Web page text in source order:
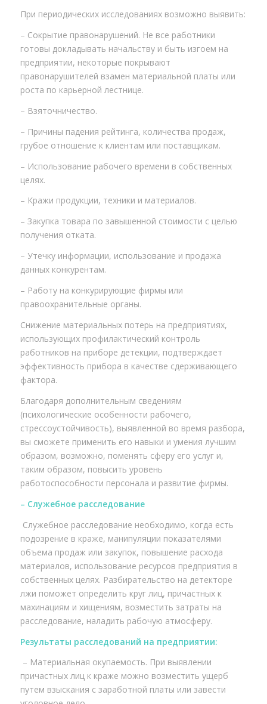
При периодических исследованиях возможно выявить:
– Сокрытие правонарушений. Не все работники
готовы докладывать начальству и быть изгоем на
предприятии, некоторые покрывают
правонарушителей взамен материальной платы или
роста по карьерной лестнице.
– Взяточничество.
– Причины падения рейтинга, количества продаж,
грубое отношение к клиентам или поставщикам.
– Использование рабочего времени в собственных
целях.
– Кражи продукции, техники и материалов.
– Закупка товара по завышенной стоимости с целью
получения отката.
– Утечку информации, использование и продажа
данных конкурентам.
– Работу на конкурирующие фирмы или
правоохранительные органы.
Снижение материальных потерь на предприятиях,
использующих профилактический контроль
работников на приборе детекции, подтверждает
эффективность прибора в качестве сдерживающего
фактора.
Благодаря дополнительным сведениям
(психологические особенности рабочего,
стрессоустойчивость), выявленной во время разбора,
вы сможете применить его навыки и умения лучшим
образом, возможно, поменять сферу его услуг и,
таким образом, повысить уровень
работоспособности персонала и развитие фирмы.
– Служебное расследование
Служебное расследование необходимо, когда есть
подозрение в краже, манипуляции показателями
объема продаж или закупок, повышение расхода
материалов, использование ресурсов предприятия в
собственных целях. Разбирательство на детекторе
лжи поможет определить круг лиц, причастных к
махинациям и хищениям, возместить затраты на
расследование, наладить рабочую атмосферу.
Результаты расследований на предприятии:
– Материальная окупаемость. При выявлении
причастных лиц к краже можно возместить ущерб
путем взыскания с заработной платы или завести